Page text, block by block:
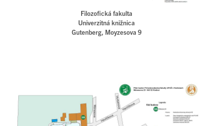
Filozofická fakulta
Univerzitná knižnica
Gutenberg, Moyzesova 9